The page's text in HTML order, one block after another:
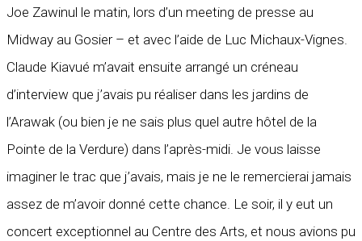
Joe Zawinul le matin, lors d’un meeting de presse au
Midway au Gosier – et avec l’aide de Luc Michaux-Vignes.
Claude Kiavué m’avait ensuite arrangé un créneau
d’interview que j’avais pu réaliser dans les jardins de
l’Arawak (ou bien je ne sais plus quel autre hôtel de la
Pointe de la Verdure) dans l’après-midi. Je vous laisse
imaginer le trac que j’avais, mais je ne le remercierai jamais
assez de m’avoir donné cette chance. Le soir, il y eut un
concert exceptionnel au Centre des Arts, et nous avions pu